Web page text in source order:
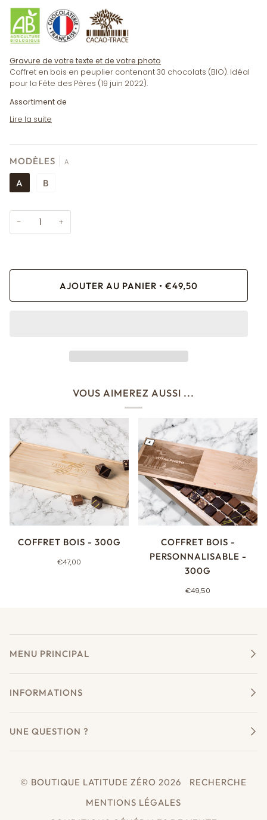
Gravure de votre texte et de votre photo
Coffret en bois en peuplier contenant 30 chocolats (BIO). Idéal
pour la Fête des Pères (19 juin 2022).
Assortiment de
Lire la suite
MODÈLES A
A B
− +
AJOUTER AU PANIER • €49,50
VOUS AIMEREZ AUSSI ...
COFFRET BOIS - 300G
€47,00
COFFRET BOIS -
PERSONNALISABLE -
300G
€49,50
MENU PRINCIPAL
INFORMATIONS
UNE QUESTION ?
© BOUTIQUE LATITUDE ZÉRO 2026
RECHERCHE
MENTIONS LÉGALES